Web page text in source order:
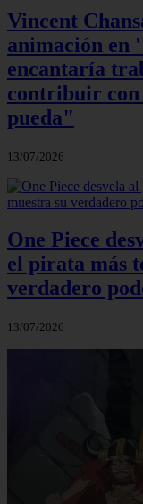
Vincent
animación en
encantaría
contribuir con
pueda"
13/07/2026
One Piece
el pirata más
verdadero
13/07/2026